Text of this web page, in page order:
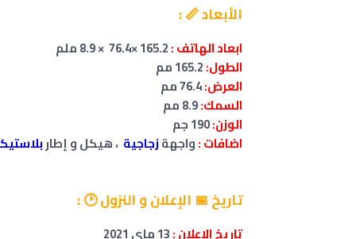
الأبعاد 📏 :
ابعاد الهاتف :
الطول:
العرض:
السمك:8.9 مم
الوزن:
اضافات :واجهةزجاجية ، هيكل و إطار
تاريخ 📅 الإعلان و النزول 🕑 :
تاريخ الإعلان :13 ماي 2021